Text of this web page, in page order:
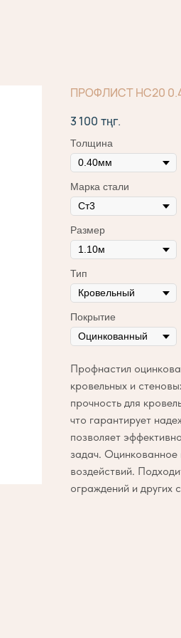
ПРОФЛИСТ НС20
3 100 тңг.
Толщина
Марка стали
Размер
Тип
Покрытие
Профнастил
кровельных и
прочность для
что гарантирует
позволяет
задач.
воздействий.
ограждений и других